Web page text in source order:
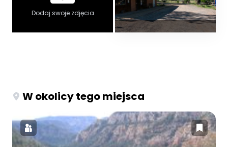
Dodaj swoje zdjęcia
W okolicy tego miejsca